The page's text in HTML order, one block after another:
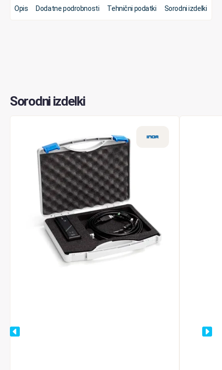
Opis Dodatne podrobnosti Tehnični podatki Sorodni izdelki
Sorodni izdelki